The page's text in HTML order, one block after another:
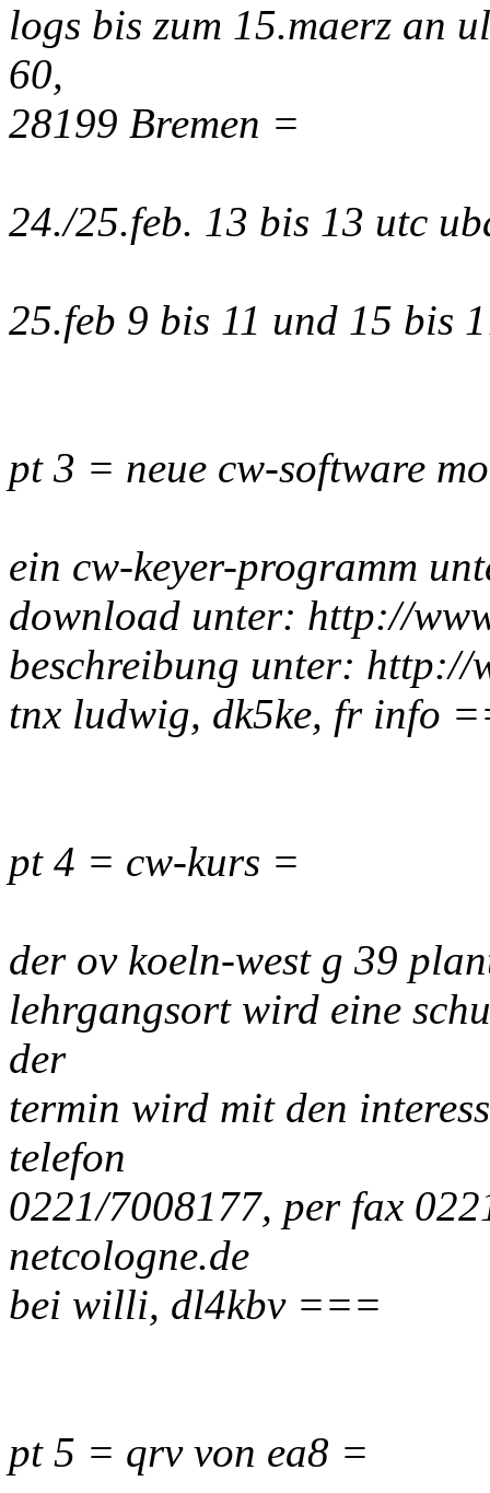
logs bis zum 15.maerz an
60,
28199 Bremen =
24./25.feb. 13 bis 13 utc
25.feb 9 bis 11 und 15 bis
pt 3 = neue cw-software
ein cw-keyer-programm
download unter: http://
beschreibung unter: http://
tnx ludwig, dk5ke, fr info
pt 4 = cw-kurs =
der ov koeln-west g 39
lehrgangsort wird eine
der
termin wird mit den
telefon
0221/7008177, per fax
netcologne.de
bei willi, dl4kbv ===
pt 5 = qrv von ea8 =